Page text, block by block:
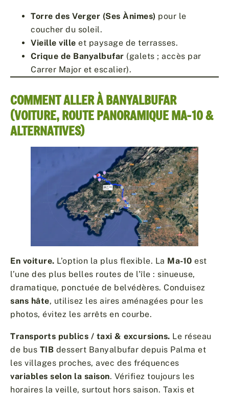
Torre des Verger (Ses Ànimes) pour le
coucher du soleil.
Vieille ville et paysage de terrasses.
Crique de Banyalbufar (galets ; accès par
Carrer Major et escalier).
COMMENT ALLER À BANYALBUFAR
(VOITURE, ROUTE PANORAMIQUE MA-10 &
ALTERNATIVES)
En voiture. L’option la plus flexible. La Ma-10 est
l’une des plus belles routes de l’île : sinueuse,
dramatique, ponctuée de belvédères. Conduisez
sans hâte, utilisez les aires aménagées pour les
photos, évitez les arrêts en courbe.
Transports publics / taxi & excursions. Le réseau
de bus TIB dessert Banyalbufar depuis Palma et
les villages proches, avec des fréquences
variables selon la saison. Vérifiez toujours les
horaires la veille, surtout hors saison. Taxis et